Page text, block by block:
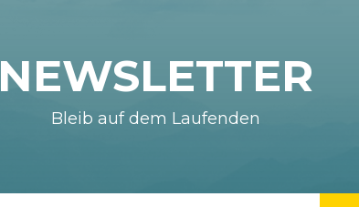
NEWSLETTER
Bleib auf dem Laufenden